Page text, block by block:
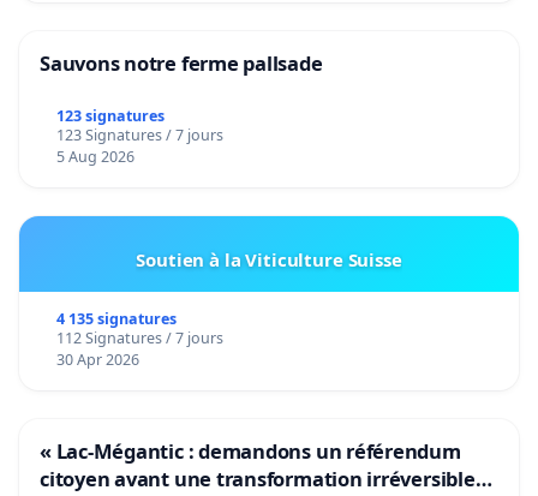
Sauvons notre ferme pallsade
123 signatures
123 Signatures / 7 jours
5 Aug 2026
Soutien à la Viticulture Suisse
4 135 signatures
112 Signatures / 7 jours
30 Apr 2026
« Lac-Mégantic : demandons un référendum
citoyen avant une transformation irréversible